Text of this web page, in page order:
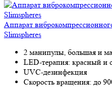
Аппарат
Slimspheres
2 манипулы, большая и
LED-терапия: красный и
UVC-дезинфекция
Скорость вращения: до